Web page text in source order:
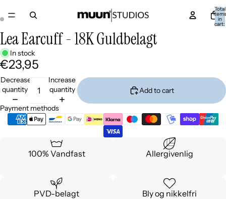
Total
items
in
cart:
Lea Earcuff - 18K Guldbelagt
In stock
€23,95
Decrease
quantity
Increase
quantity
Add to cart
Payment methods
100% Vandfast Allergivenlig
PVD-belagt Bly og nikkelfri